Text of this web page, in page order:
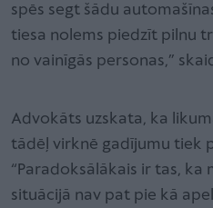
spēs segt šādu
tiesa nolems piedzīt pilnu
no vainīgās personas,”
Advokāts uzskata, ka
tādēļ virknē gadījumu tiek
“Paradoksālākais ir tas, ka
situācijā nav pat pie kā